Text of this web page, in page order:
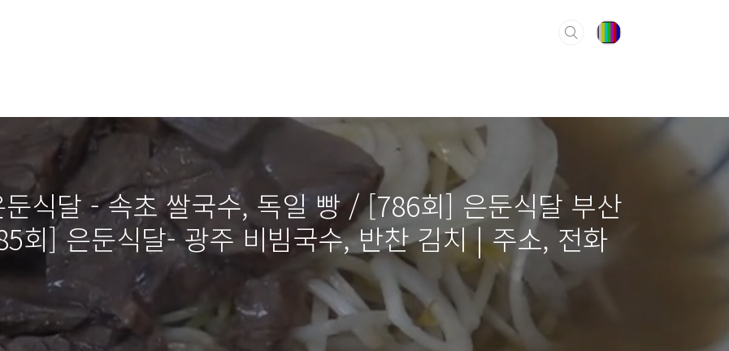
식달 - 속초 쌀국수, 독일 빵 / [786회] 은둔식달 부산
회] 은둔식달- 광주 비빔국수, 반찬 김치 | 주소, 전화